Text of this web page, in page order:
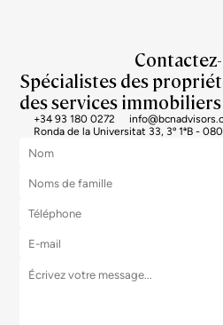
Spécialistes des
des services
+34 93 180 0272
Ronda de la Universitat 33, 3º 1ªB -